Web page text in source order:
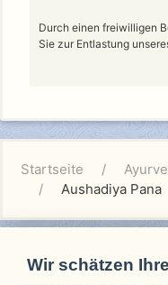
Durch einen freiwilligen
Sie zur Entlastung
Startseite
Aushadiya Pana
Wir schätzen